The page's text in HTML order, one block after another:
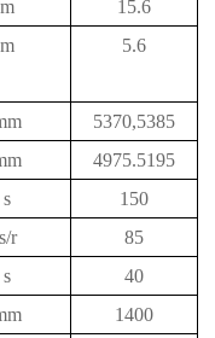
m
15.6
m 5.6
5370,5385
4975.5195
s
150
s/r
85
s
40
1400